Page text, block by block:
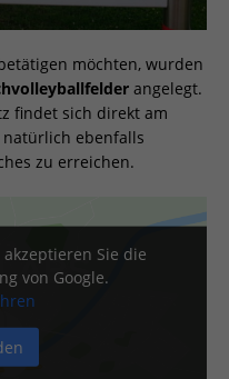
möchten, wurden
angelegt.
findet sich direkt am
ebenfalls
zu erreichen.
Sie die
von Google.